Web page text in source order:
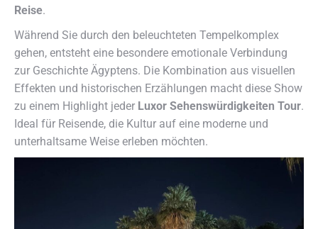
Reise.
Während Sie durch den beleuchteten Tempelkomplex
gehen, entsteht eine besondere emotionale Verbindung
zur Geschichte Ägyptens. Die Kombination aus visuellen
Effekten und historischen Erzählungen macht diese Show
zu einem Highlight jeder Luxor Sehenswürdigkeiten Tour.
Ideal für Reisende, die Kultur auf eine moderne und
unterhaltsame Weise erleben möchten.